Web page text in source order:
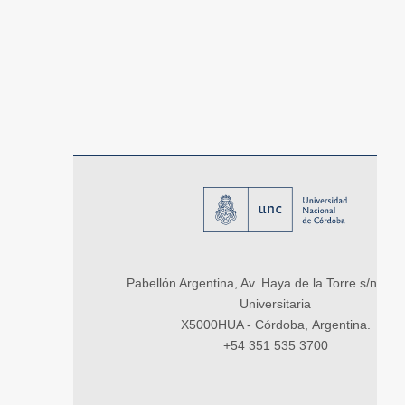
Pabellón Argentina, Av. Haya de la Torre s/n,
Universitaria
X5000HUA - Córdoba, Argentina.
+54 351 535 3700